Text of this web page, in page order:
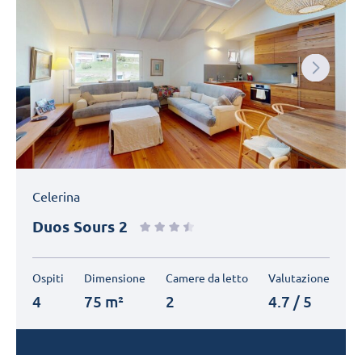
Next
Celerina
Duos Sours 2
Ospiti
4
Dimensione
75 m²
Camere da letto
2
Valutazione
4.7 / 5